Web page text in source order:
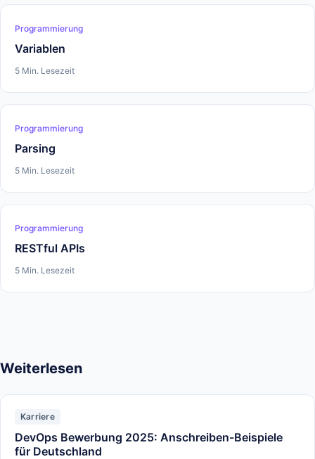
Programmierung
Variablen
5 Min. Lesezeit
Programmierung
Parsing
5 Min. Lesezeit
Programmierung
RESTful APIs
5 Min. Lesezeit
Weiterlesen
Karriere
DevOps Bewerbung 2025: Anschreiben-Beispiele
für Deutschland